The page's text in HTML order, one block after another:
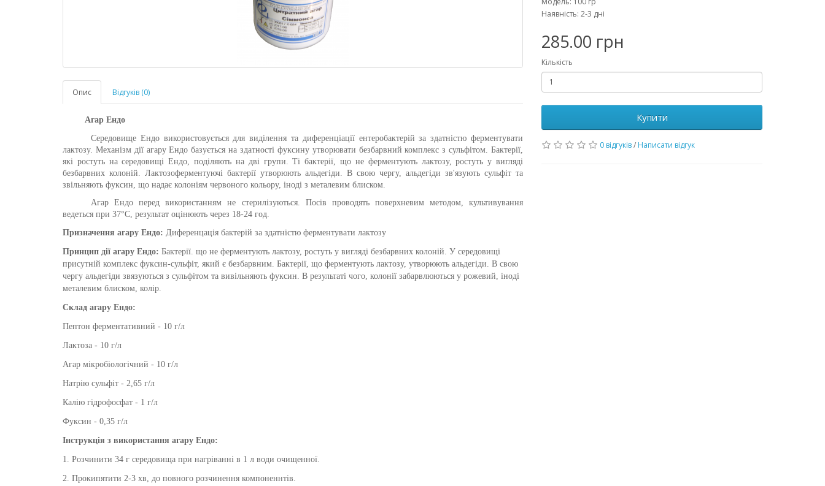
Опис Відгуків (0)
Агар Ендо
Середовище Ендо використовується для виділення та диференціації ентеробактерій за здатністю ферментувати
лактозу. Механізм дії агаруЕндо базується на здатності фуксину утворювати безбарвний комплекс з сульфітом. Бактерії,
які ростуть на середовищіЕндо , поділяють на дві групи. Ті бактерії, що не ферментують лактозу, ростуть у вигляді
безбарвних колоній. Лактозоферментуючі бактерії утворюють альдегіди. В свою чергу, альдегіди зв'язують сульфіт та
звільняють фуксин, що надає колоніям червоного кольору, іноді з металевим блиском.
Агар Ендо перед використанням не стерилізуються. Посів проводять поверхневим методом, культивування
ведеться при 37°С, результат оцінюють через 18-24 год.
Призначення агару Ендо: Диференцація бактерій за здатністю ферментувати лактозу
Принцип дії агару Ендо: Бактерії. що не ферментують лактозу, ростуть у вигляді безбарвних колоній. У середовищі
присутній комплекс фуксин-сульфіт, який є безбарвним. Бактерії, що ферментують лактозу, утворюють альдегіди. В свою
чергу альдегіди звязуються з сульфітом та вивільняють фуксин. В результаті чого, колонії забарвлюються у рожевий, іноді
металевим блиском, колір.
Склад агару Ендо:
Пептон ферментативний - 10 г/л
Лактоза - 10 г/л
Агар мікробіологічний - 10 г/л
Натрію сульфіт - 2,65 г/л
Калію гідрофосфат - 1 г/л
Фуксин - 0,35 г/л
Інструкція з використання агару Ендо:
1. Розчинити 34 г середовища при нагріванні в 1 л води очищенної.
2. Прокипятити 2-3 хв, до повного розчинення компоненнтів.
Наявність: 2-3 дні
285.00 грн
Кількість
Купити
0 відгуків/ Написати відгук